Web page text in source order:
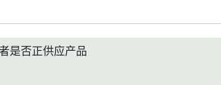
是否正供应产品